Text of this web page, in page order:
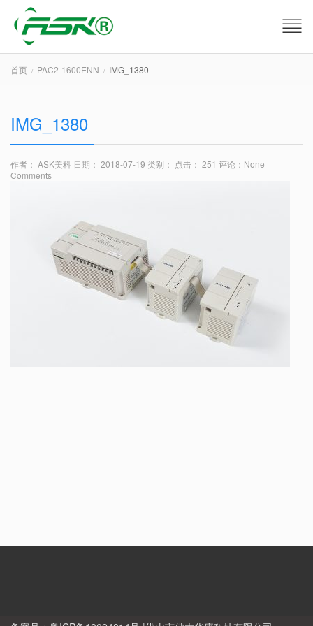
首页 PAC2-1600ENN IMG_1380
IMG_1380
作者： ASK美科 日期： 2018-07-19 类别： 点击： 251 评论： None
Comments